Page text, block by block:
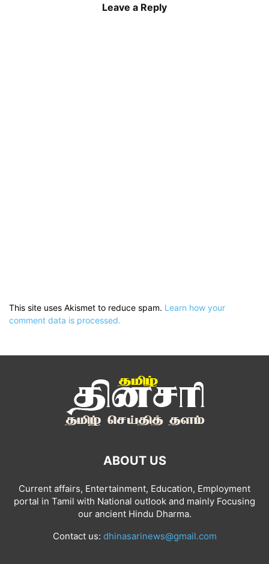
Leave a Reply
This site uses Akismet to reduce spam. Learn how your
comment data is processed.
ABOUT US
Current affairs, Entertainment, Education, Employment
portal in Tamil with National outlook and mainly Focusing
our ancient Hindu Dharma.
Contact us: dhinasarinews@gmail.com